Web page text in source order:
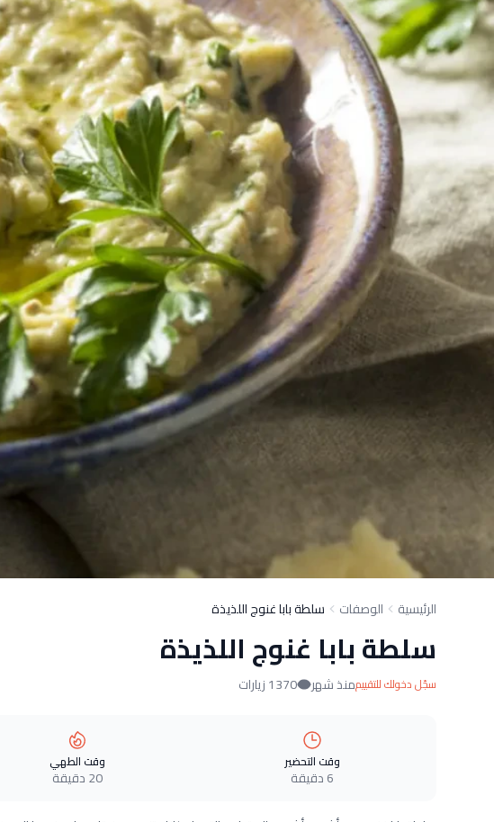
الرئيسية الوصفات سلطة بابا غنوج اللذيذة
سلطة بابا غنوج اللذيذة
سجّل دخولك للتقييممنذ شهر 1370 زيارات
وقت التحضير
6 دقيقة
وقت الطهي
20 دقيقة